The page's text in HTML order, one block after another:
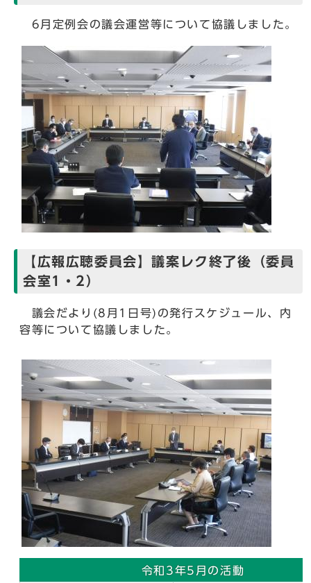
6月定例会の議会運営等について協議しました。
【広報広聴委員会】議案レク終了後（委員
会室1・2）
議会だより(8月1日号)の発行スケジュール、内
容等について協議しました。
令和3年5月の活動